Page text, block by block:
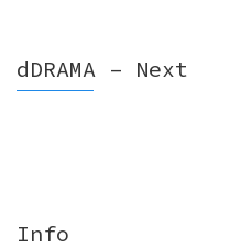
dDRAMA – Next
Info